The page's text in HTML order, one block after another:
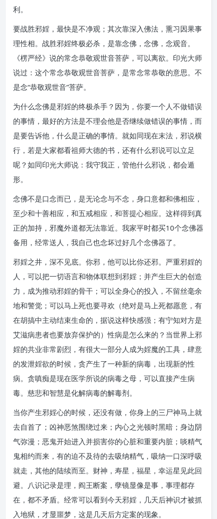
利。
要战胜邪婬，最快是不净观；其次靠深入佛法，熏习因果事
理性相。战胜邪婬终极必杀，是靠念佛，念佛，念观音。
《楞严经》说的常念恭敬观世音菩萨，可以离欲。印光大师
说过：这个常念恭敬观世音菩萨，是常念常恭敬的意思。不
是念“恭敬观世音”菩萨。
为什么念佛是邪婬的终极杀手？因为，你要一个人不做错误
的事情，最好的方法是不理会他是否继续做错误的事情，而
是要告诉他，什么是正确的事情。就如同现在末法，邪说横
行，若是大家都看祖师大德的书，还有什么邪说可以立足
呢？如同印光大师说：我守我正，管他什么邪说，都会遁
形。
念佛不是口念而已，是无论念与不念，身口意都和佛相应，
至少和十善相应，和五戒相应，和菩提心相应。这样得到真
正的加持，邪魔外道都无法靠近。我家平时都买10个念佛器
备用，经常送人，我自己也念坏过好几个念佛器了。
邪婬之井，深不见底。你邪，他可以比你还邪。严重邪婬的
人，可以把一切语言和物体联想到邪婬；并产生巨大的创造
力，成为推动邪婬的骨干；可以全身心的投入，不留丝毫余
地和警觉；可以马上死也要寻欢（绝对是马上死都愿意，有
在胡搞中主动结束生命的，据说这样快感强；有宁知对方是
艾滋病患者也要放弃保护的）性病是怎么来的？当世界上邪
婬的共业非常剧烈，有很大一部分人成为婬魔的工具，肆意
的发泄婬欲的时候，贪产生了一种新的病毒，出现新的性
病。贪嗔痴是现在医学所说的病毒之母，可以直接产生病
毒。慈悲和智慧是化解病毒的解毒剂。
当你产生邪婬心的时候，还没有做，你身上的三尸神马上就
去自首了；凶神恶煞围绕过来；内心之光顿时黑暗；身边阴
气弥漫；恶鬼开始进入并损害你的心脏和重要内脏；啖精气
鬼相约而来，有的迫不及待的去吸纳精气，吸纳一口深呼吸
就走，其他的陆续而至。财神，寿星，福星，幸运星见此回
避。八识记录是理，阎王断案，孽镜显像是事，事理都存
在，都不矛盾。经常可以看到今天邪婬，几天后神识才被抓
入地狱，才显噩梦，这是几天后方定案的现象。